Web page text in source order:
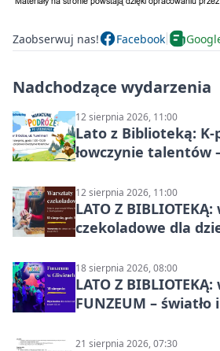
Zaobserwuj nas! Facebook
Nadchodzące wydarzenia
12 sierpnia 2026, 11:00
Lato z Biblioteką: K-
łowczynie talentów
12 sierpnia 2026, 11:00
LATO Z
czekoladowe dla
18 sierpnia 2026, 08:00
LATO Z
FUNZEUM – światło
21 sierpnia 2026, 07:30